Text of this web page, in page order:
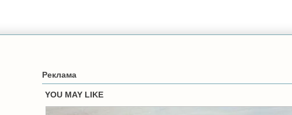
Реклама